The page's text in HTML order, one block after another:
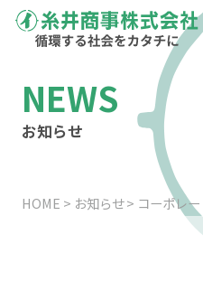
事業・サービ
原料事業
HOME お知らせ コーポレ
NEWS
お知らせ